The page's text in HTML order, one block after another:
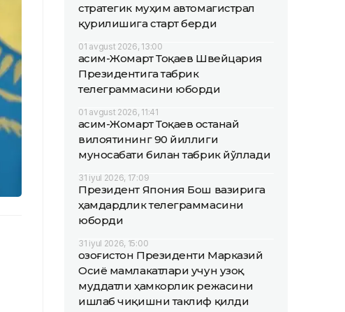
стратегик муҳим автомагистрал
қурилишига старт берди
01 avgust 2026, 13:00
Қасим-Жомарт Тоқаев Швейцария
Президентига табрик
телеграммасини юборди
01 avgust 2026, 11:41
Қасим-Жомарт Тоқаев Қостанай
вилоятининг 90 йиллиги
муносабати билан табрик йўллади
31 iyul 2026, 17:09
Президент Япония Бош вазирига
ҳамдардлик телеграммасини
юборди
31 iyul 2026, 15:00
Қозоғистон Президенти Марказий
Осиё мамлакатлари учун узоқ
муддатли ҳамкорлик режасини
ишлаб чиқишни таклиф қилди